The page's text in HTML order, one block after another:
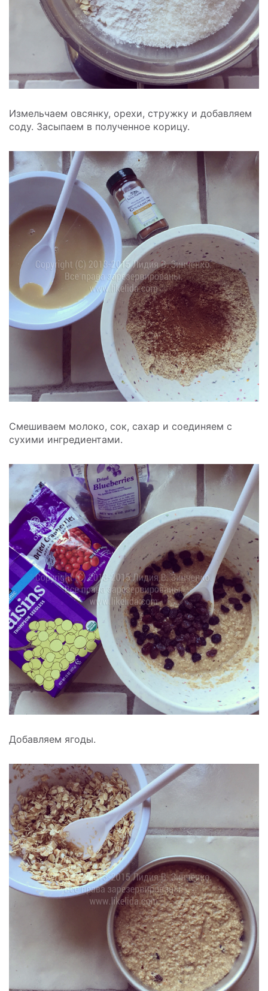
Измельчаем овсянку, орехи, стружку и добавляем
соду. Засыпаем в полученное корицу.
Смешиваем молоко, сок, сахар и соединяем с
сухими ингредиентами.
Добавляем ягоды.